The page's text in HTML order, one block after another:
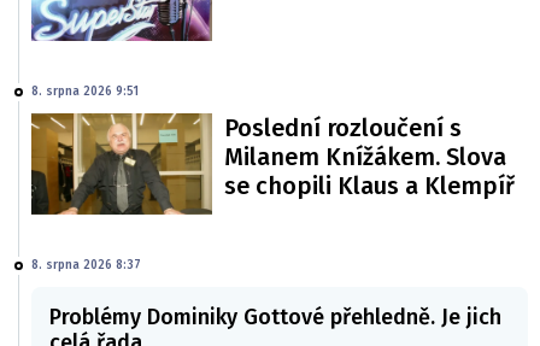
8. srpna 2026 9:51
Poslední rozloučení s
Milanem Knížákem. Slova
se chopili Klaus a Klempíř
8. srpna 2026 8:37
Problémy Dominiky Gottové přehledně. Je jich